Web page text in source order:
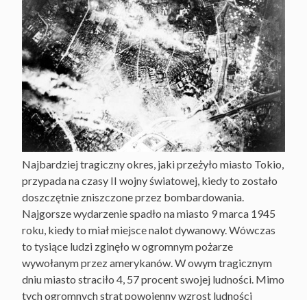
Najbardziej tragiczny okres, jaki przeżyło miasto Tokio,
przypada na czasy II wojny światowej, kiedy to zostało
doszczętnie zniszczone przez bombardowania.
Najgorsze wydarzenie spadło na miasto 9 marca 1945
roku, kiedy to miał miejsce nalot dywanowy. Wówczas
to tysiące ludzi zginęło w ogromnym pożarze
wywołanym przez amerykanów. W owym tragicznym
dniu miasto straciło 4, 57 procent swojej ludności. Mimo
tych ogromnych strat powojenny wzrost ludności